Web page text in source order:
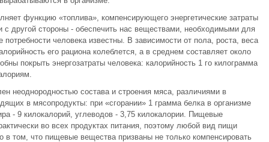
функцию «топлива», компенсирующего энергетические затраты
другой стороны - обеспечить нас веществами, необходимыми для
потребности человека известны. В зависимости от пола, роста, веса
его рациона колеблется, а в среднем составляет около
покрыть энергозатраты человека: калорийность 1 го килограмма
неоднородностью состава и строения мяса, различиями в
в мясопродукты: при «сгорании» 1 грамма белка в организме
- 9 килокалорий, углеводов - 3,75 килокалории. Пищевые
во всех продуктах питания, поэтому любой вид пищи
том, что пищевые вещества призваны не только компенсировать